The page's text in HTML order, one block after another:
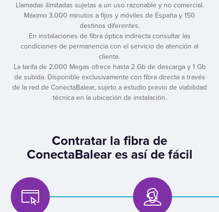
Llamadas ilimitadas sujetas a un uso razonable y no comercial.
Máximo 3.000 minutos a fijos y móviles de España y 150
destinos diferentes.
En instalaciones de fibra óptica indirecta consultar las
condiciones de permanencia con el servicio de atención al
cliente.
La tarifa de 2.000 Megas ofrece hasta 2 Gb de descarga y 1 Gb
de subida. Disponible exclusivamente con fibra directa a través
de la red de ConectaBalear, sujeto a estudio previo de viabilidad
técnica en la ubicación de instalación.
Contratar la fibra de
ConectaBalear es así de fácil